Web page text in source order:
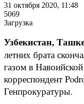
31 октября 2020, 11:48
5069
Загрузка
Узбекистан,
летних брата
газом в
корреспондент
Генпрокуратуры.